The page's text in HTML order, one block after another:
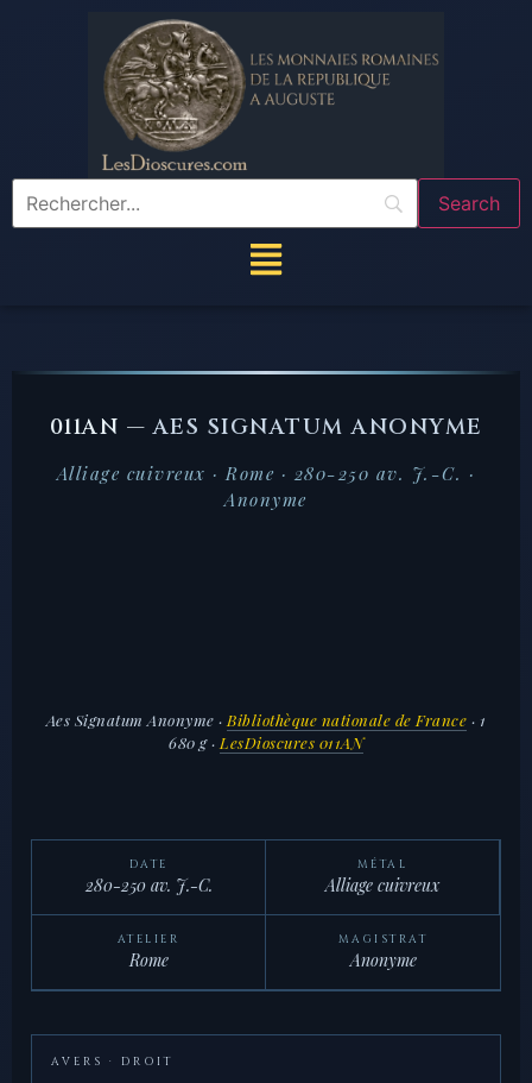
011AN —AES SIGNATUM ANONYME
Alliage cuivreux · Rome · 280-250 av. J.-C. ·
Anonyme
Aes Signatum Anonyme · Bibliothèque nationale de France · 1
680 g · LesDioscures 011AN
DATE
280-250 av. J.-C.
MÉTAL
Alliage cuivreux
ATELIER
Rome
MAGISTRAT
Anonyme
AVERS · DROIT